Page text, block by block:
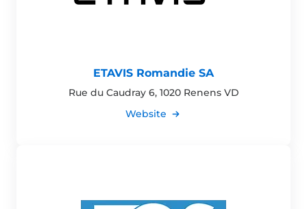
ETAVIS Romandie SA
Rue du Caudray 6, 1020 Renens VD
Website